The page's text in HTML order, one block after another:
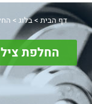
דף הבית >בלוג >
החלפת